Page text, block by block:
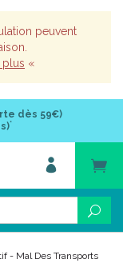
peuvent
plus «
dès 59€)
*
- Mal Des Transports